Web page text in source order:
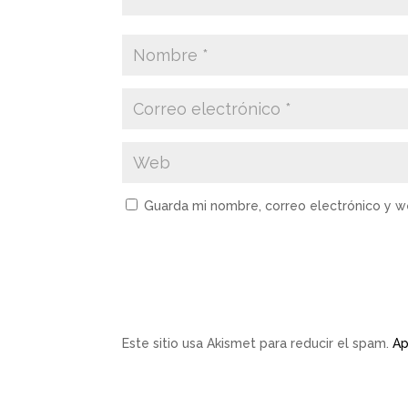
Guarda mi nombre, correo electrónico y
Este sitio usa Akismet para reducir el spam.